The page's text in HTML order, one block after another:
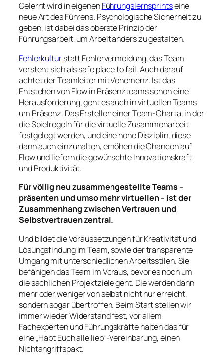
Gelernt wird in eigenenFührungslernsprintseine
neue Art des Führens. Psychologische Sicherheit zu
geben, ist dabei das oberste Prinzip der
Führungsarbeit, um Arbeit anders zu gestalten.
Fehlerkulturstatt Fehlervermeidung, das Team
versteht sich als safe place to fail. Auch darauf
achtet der Teamleiter mit Vehemenz. Ist das
Entstehen von Flow in Präsenzteams schon eine
Herausforderung, geht es auch in virtuellen Teams
um Präsenz. Das Erstellen einer Team-Charta, in der
die Spielregeln für die virtuelle Zusammenarbeit
festgelegt werden, und eine hohe Disziplin, diese
dann auch einzuhalten, erhöhen die Chancen auf
Flow und liefern die gewünschte Innovationskraft
und Produktivität.
Für völlig neu zusammengestellte Teams –
präsenten und umso mehr virtuellen – ist der
Zusammenhang zwischen Vertrauen und
Selbstvertrauen zentral.
Und bildet die Voraussetzungen für Kreativität und
Lösungsfindung im Team, sowie der transparente
Umgang mit unterschiedlichen Arbeitsstilen. Sie
befähigen das Team im Voraus, bevor es noch um
die sachlichen Projektziele geht. Die werden dann
mehr oder weniger von selbst nicht nur erreicht,
sondern sogar übertroffen. Beim Start stellen wir
immer wieder Widerstand fest, vor allem
Fachexperten und Führungskräfte halten das für
eine „Habt Euch alle lieb“-Vereinbarung, einen
Nichtangriffspakt.